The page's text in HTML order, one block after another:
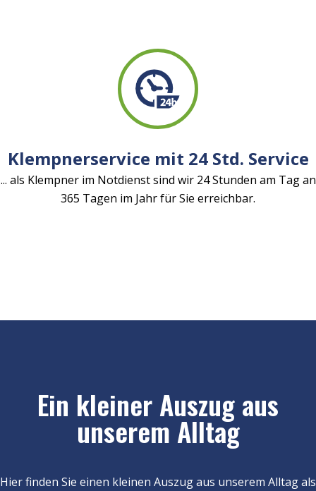
Klempnerservice mit 24 Std. Service
... als Klempner im Notdienst sind wir 24 Stunden am Tag an
365 Tagen im Jahr für Sie erreichbar.
Ein kleiner Auszug aus
unserem Alltag
Hier finden Sie einen kleinen Auszug aus unserem Alltag als